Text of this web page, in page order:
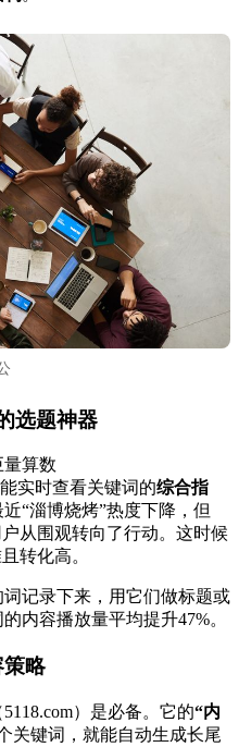
选题神器
算数
能实时查看关键词的综合指
“淄博烧烤”热度下降，但
从围观转向了行动。这时候
转化高。
记录下来，用它们做标题或
内容播放量平均提升47%。
略
）是必备。它的“内
关键词，就能自动生成长尾